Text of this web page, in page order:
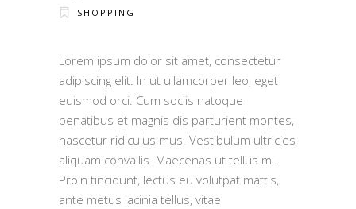
SHOPPING
Lorem ipsum dolor sit amet, consectetur
adipiscing elit. In ut ullamcorper leo, eget
euismod orci. Cum sociis natoque
penatibus et magnis dis parturient montes,
nascetur ridiculus mus. Vestibulum ultricies
aliquam convallis. Maecenas ut tellus mi.
Proin tincidunt, lectus eu volutpat mattis,
ante metus lacinia tellus, vitae